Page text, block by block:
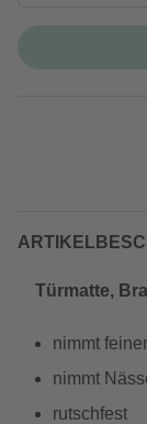
Türmatte,
nimmt
nimmt
rutschfest